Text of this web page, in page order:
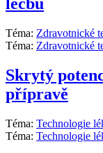
Téma: Zdravotnické
Téma: Zdravotnické
Skrytý
přípravě
Téma: Technologie
Téma: Technologie